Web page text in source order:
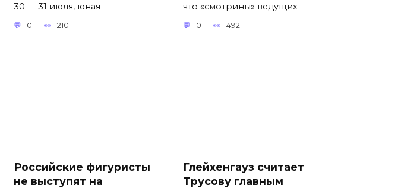
30 — 31 июля, юная
0 210
что «смотрины» ведущих
0 492
Российские фигуристы
не выступят на
Глейхенгауз считает
Трусову главным